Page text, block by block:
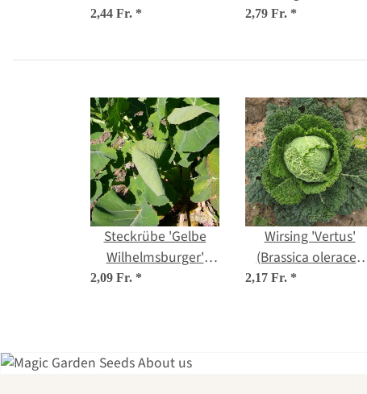
napus subsp.
2,44 Fr. *
oleracea var.
Saatgut
2,79 Fr. *
Steckrübe 'Gelbe
Wilhelmsburger'
(Brassica napus)
2,09 Fr. *
Wirsing 'Vertus'
(Brassica oleracea
convar. capitata var.
2,17 Fr. *